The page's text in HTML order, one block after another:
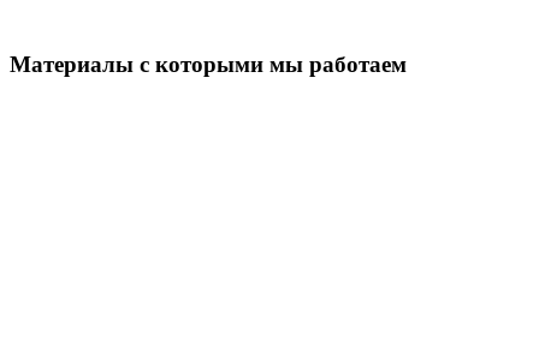
Материалы с которыми мы работаем